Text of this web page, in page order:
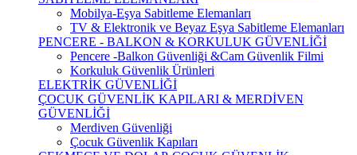
Mobilya-Eşya Sabitleme Elemanları
TV & Elektronik ve Beyaz Eşya Sabitleme Elemanları
PENCERE - BALKON & KORKULUK GÜVENLİĞİ
Pencere -Balkon Güvenliği &Cam Güvenlik Filmi
Korkuluk Güvenlik Ürünleri
ELEKTRİK GÜVENLİĞİ
ÇOCUK GÜVENLİK KAPILARI & MERDİVEN
GÜVENLİĞİ
Merdiven Güvenliği
Çocuk Güvenlik Kapıları